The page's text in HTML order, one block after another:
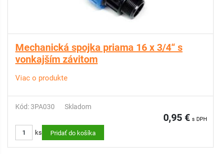
Mechanická spojka priama 16 x 3/4“ s
vonkajším závitom
Viac o produkte
Kód: 3PA030 Skladom
0,95 € s DPH
ks Pridať do košíka